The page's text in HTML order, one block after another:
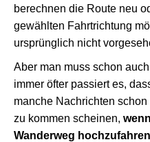
berechnen die Route neu
gewählten Fahrtrichtung
ursprünglich nicht
Aber man muss schon
immer öfter passiert es,
manche Nachrichten
zu kommen scheinen,
Wanderweg hochzufahren